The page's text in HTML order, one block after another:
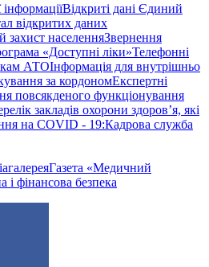
Відкриті дані Єдиний
відкритих даних
захист населенняЗвернення
«Доступні ліки»Телефонні
АТОІнформація для внутрішньо
за кордономЕкспертні
повсякденого функціонування
закладів охорони здоров’я, які
на COVID - 19:Кадрова служба
Газета «Медичний
і фінансова безпека